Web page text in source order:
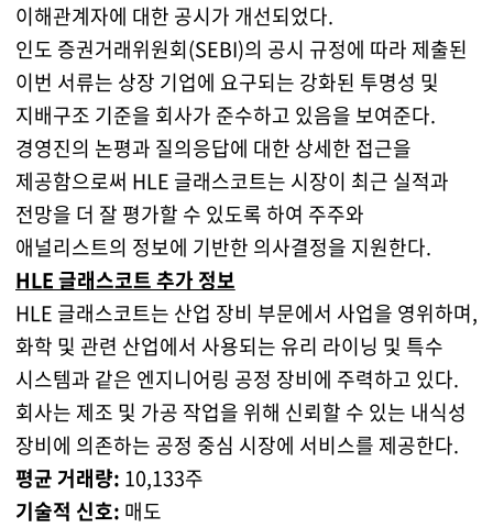
이해관계자에 대한 공시가 개선되었다.
인도 증권거래위원회(SEBI)의 공시 규정에 따라 제출된
이번 서류는 상장 기업에 요구되는 강화된 투명성 및
지배구조 기준을 회사가 준수하고 있음을 보여준다.
경영진의 논평과 질의응답에 대한 상세한 접근을
제공함으로써 HLE 글래스코트는 시장이 최근 실적과
전망을 더 잘 평가할 수 있도록 하여 주주와
애널리스트의 정보에 기반한 의사결정을 지원한다.
HLE 글래스코트 추가 정보
HLE 글래스코트는 산업 장비 부문에서 사업을 영위하며,
화학 및 관련 산업에서 사용되는 유리 라이닝 및 특수
시스템과 같은 엔지니어링 공정 장비에 주력하고 있다.
회사는 제조 및 가공 작업을 위해 신뢰할 수 있는 내식성
장비에 의존하는 공정 중심 시장에 서비스를 제공한다.
평균 거래량: 10,133주
기술적 신호: 매도